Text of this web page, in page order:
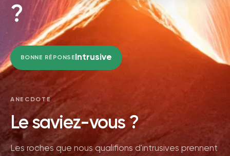
?
BONNE RÉPONSE Intrusive
ANECDOTE
Le saviez-vous ?
Les roches que nous qualifions d'intrusives prennent